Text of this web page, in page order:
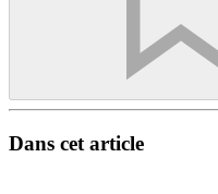
Dans cet article